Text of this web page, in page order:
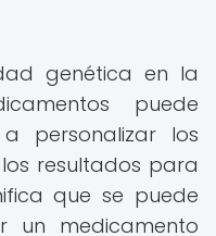
genética en la
puede
personalizar los
resultados para
que se puede
un medicamento